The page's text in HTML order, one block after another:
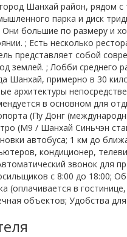
Шанхай район, рядом
парка и диск
большие по размеру и
; Есть несколько
представляет собой
землей. ; Лобби
Шанхай, примерно в 30
архитектуры
в основном для
(Пу Донг
(M9 / Шанхай Синьчэн
автобуса; 1 км до
кондиционер,
звонок для
с 8:00 до 18:00;
(оплачивается в
объектов; Удобства